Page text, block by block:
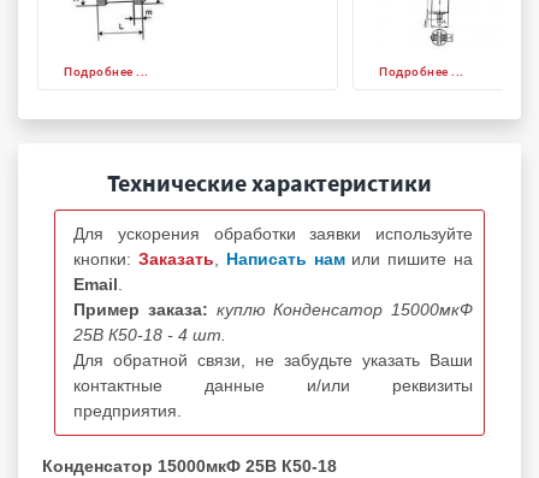
Подробнее ... Подробнее ...
Технические характеристики
Для ускорения обработки заявки используйте
кнопки: Заказать Написать нам или пишите на
Email
Пример заказа: куплю Конденсатор 15000мкФ
25В К50-18 - 4 шт.
Для обратной связи, не забудьте указать Ваши
контактные данные и/или реквизиты
предприятия.
Конденсатор 15000мкФ 25В К50-18